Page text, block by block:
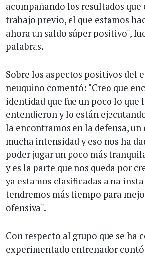
acompañando los resultados que
trabajo previo, el que estamos
ahora un saldo súper positivo",
palabras.
Sobre los aspectos positivos del
neuquino comentó: "Creo que
identidad que fue un poco lo que
entendieron y lo están
la encontramos en la defensa, un
mucha intensidad y eso nos ha
poder jugar un poco más
y es la parte que nos queda por
ya estamos clasificadas a na
tendremos más tiempo para
ofensiva".
Con respecto al grupo que se ha
experimentado entrenador contó